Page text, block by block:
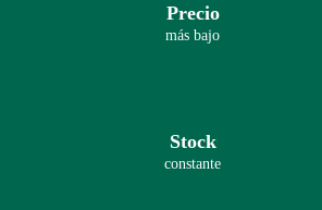
Precio
más bajo
Stock
constante